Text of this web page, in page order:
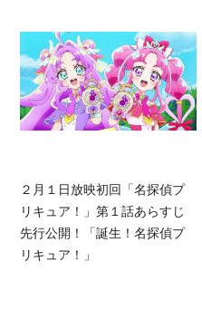
２月１日放映初回「名探偵プ
リキュア！」第１話あらすじ
先行公開！「誕生！名探偵プ
リキュア！」